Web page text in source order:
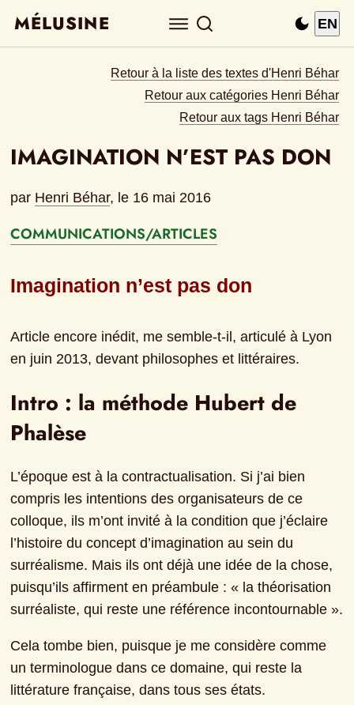
MÉLUSINE EN
Retour à la liste des textes d'Henri Béhar
Retour aux catégories Henri Béhar
Retour aux tags Henri Béhar
IMAGINATION N’EST PAS DON
par Henri Béhar, le 16 mai 2016
COMMUNICATIONS/ARTICLES
Imagination n’est pas don
Article encore inédit, me semble-t-il, articulé à Lyon
en juin 2013, devant philosophes et littéraires.
Intro : la méthode Hubert de
Phalèse
L’époque est à la contractualisation. Si j’ai bien
compris les intentions des organisateurs de ce
colloque, ils m’ont invité à la condition que j’éclaire
l’histoire du concept d’imagination au sein du
surréalisme. Mais ils ont déjà une idée de la chose,
puisqu’ils affirment en préambule : « la théorisation
surréaliste, qui reste une référence incontournable ».
Cela tombe bien, puisque je me considère comme
un terminologue dans ce domaine, qui reste la
littérature française, dans tous ses états.